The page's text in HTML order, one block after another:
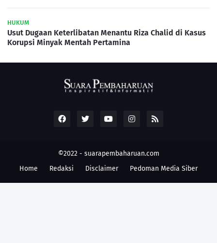
HUKUM
Usut Dugaan Keterlibatan Menantu Riza Chalid di Kasus
Korupsi Minyak Mentah Pertamina
©2022 - suarapembaharuan.com
Home
Redaksi Disclaimer Pedoman Media Siber